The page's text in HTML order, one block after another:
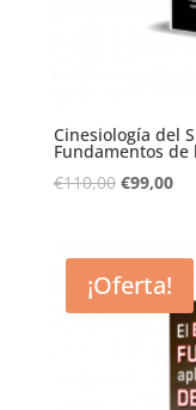
Cinesiología del
Fundamentos
€110,00 €99,00
¡Oferta!